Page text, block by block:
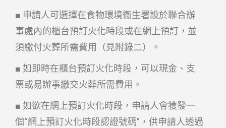
■ 申請人可選擇在食物環境衞生署設於聯合辦
事處內的櫃台預訂火化時段或在網上預訂，並
須繳付火葬所需費用（見附錄二）。
■ 如即時在櫃台預訂火化時段，可以現金、支
票或易辦事繳交火葬所需費用。
■ 如欲在網上預訂火化時段，申請人會獲發一
個“網上預訂火化時段認證號碼”，供申請人透過